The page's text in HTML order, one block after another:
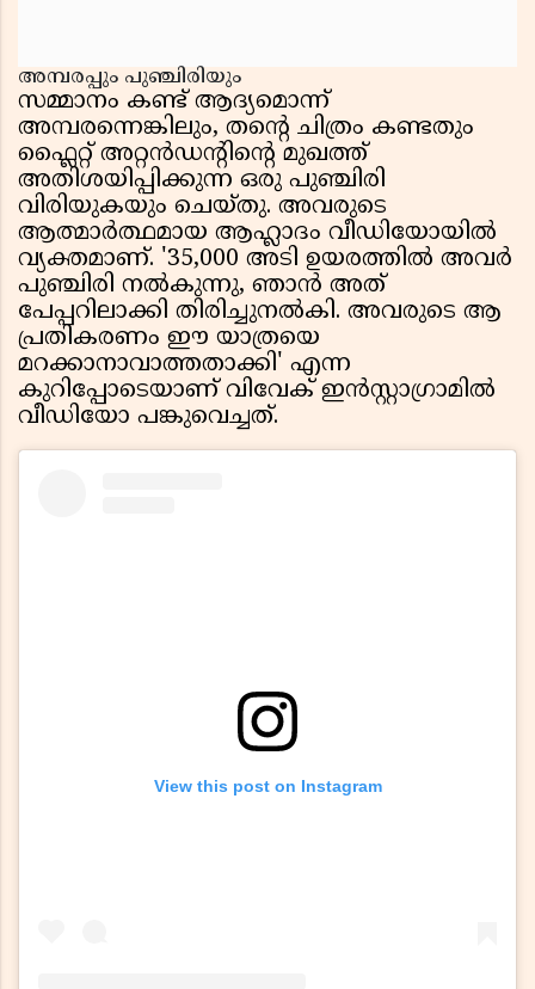
അമ്പരപ്പും പുഞ്ചിരിയും
സമ്മാനം കണ്ട് ആദ്യമൊന്ന്
അമ്പരന്നെങ്കിലും, തന്റെ ചിത്രം കണ്ടതും
ഫ്ലൈറ്റ് അറ്റൻഡന്റിന്റെ മുഖത്ത്
അതിശയിപ്പിക്കുന്ന ഒരു പുഞ്ചിരി
വിരിയുകയും ചെയ്തു. അവരുടെ
ആത്മാർത്ഥമായ ആഹ്ലാദം വീഡിയോയിൽ
വ്യക്തമാണ്. '35,000 അടി ഉയരത്തിൽ അവർ
പുഞ്ചിരി നൽകുന്നു, ഞാൻ അത്
പേപ്പറിലാക്കി തിരിച്ചുനൽകി. അവരുടെ ആ
പ്രതികരണം ഈ യാത്രയെ
മറക്കാനാവാത്തതാക്കി' എന്ന
കുറിപ്പോടെയാണ് വിവേക് ഇൻസ്റ്റാഗ്രാമിൽ
വീഡിയോ പങ്കുവെച്ചത്.
View this post on Instagram